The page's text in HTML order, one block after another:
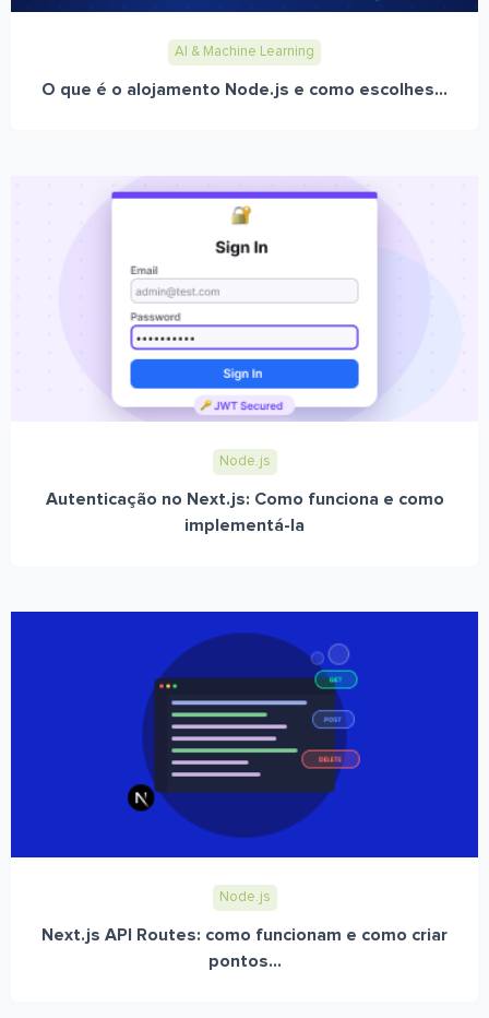
AI & Machine Learning
O que é o alojamento Node.js e como escolhes...
Node.js
Autenticação no Next.js: Como funciona e como
implementá-la
Node.js
Next.js API Routes: como funcionam e como criar
pontos...